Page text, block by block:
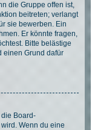
die Gruppe offen ist,
beitreten; verlangt
sie bewerben. Ein
Er könnte fragen,
Bitte belästige
einen Grund dafür
Board-
Wenn du eine